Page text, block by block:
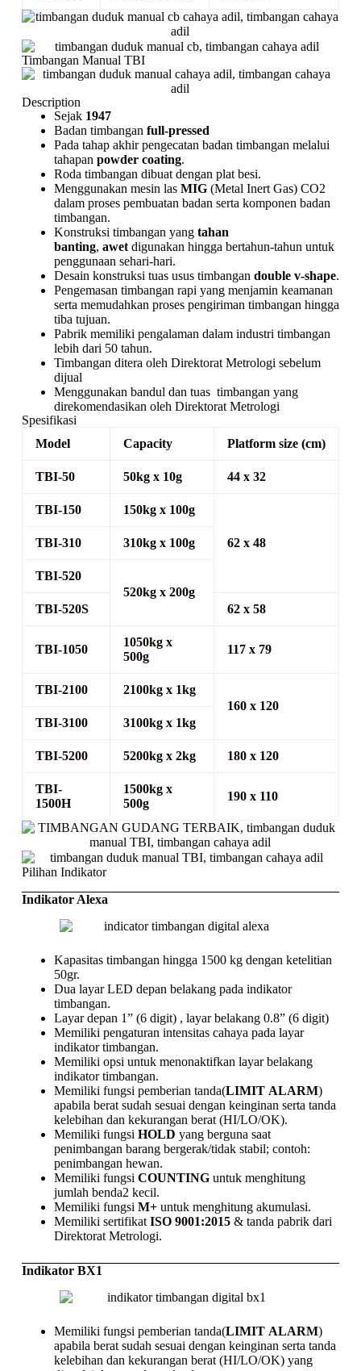
Timbangan Manual TBI
Description
Sejak 1947
Badan timbangan full-pressed
Pada tahap akhir pengecatan badan timbangan melalui
tahapan powder coating.
Roda timbangan dibuat dengan plat besi.
Menggunakan mesin las MIG(Metal Inert Gas) CO2
dalam proses pembuatan badan serta komponen badan
timbangan.
Konstruksi timbangan yang tahan
banting, awetdigunakan hingga bertahun-tahun untuk
penggunaan sehari-hari.
Desain konstruksi tuas usus timbangan double v-shape.
Pengemasan timbangan rapi yang menjamin keamanan
serta memudahkan proses pengiriman timbangan hingga
tiba tujuan.
Pabrik memiliki pengalaman dalam industri timbangan
lebih dari 50 tahun.
Timbangan ditera oleh Direktorat Metrologi sebelum
dijual
Menggunakan bandul dan tuas timbangan yang
direkomendasikan oleh Direktorat Metrologi
Spesifikasi
Model
Capacity Platform size (cm)
TBI-50 50kg x 10g 44 x 32
TBI-150 150kg x 100g
62 x 48
TBI-310 310kg x 100g
TBI-520
520kg x 200g
TBI-520S
62 x 58
TBI-1050
1050kg x
500g
117 x 79
TBI-2100
2100kg x 1kg
160 x 120
TBI-3100
3100kg x 1kg
TBI-5200 5200kg x 2kg 180 x 120
TBI-
1500H
1500kg x
500g
190 x 110
Pilihan Indikator
Indikator Alexa
Kapasitas timbangan hingga 1500 kg dengan ketelitian
50gr.
Dua layar LED depan belakang pada indikator
timbangan.
Layar depan 1” (6 digit) , layar belakang 0.8” (6 digit)
Memiliki pengaturan intensitas cahaya pada layar
indikator timbangan.
Memiliki opsi untuk menonaktifkan layar belakang
indikator timbangan.
Memiliki fungsi pemberian tanda(LIMIT ALARM)
apabila berat sudah sesuai dengan keinginan serta tanda
kelebihan dan kekurangan berat (HI/LO/OK).
Memiliki fungsi HOLD yang berguna saat
penimbangan barang bergerak/tidak stabil; contoh:
penimbangan hewan.
Memiliki fungsi COUNTING untuk menghitung
jumlah benda2 kecil.
Memiliki fungsi M+ untuk menghitung akumulasi.
Memiliki sertifikat ISO 9001:2015& tanda pabrik dari
Direktorat Metrologi.
Indikator BX1
Memiliki fungsi pemberian tanda(LIMIT ALARM)
apabila berat sudah sesuai dengan keinginan serta tanda
kelebihan dan kekurangan berat (HI/LO/OK) yang